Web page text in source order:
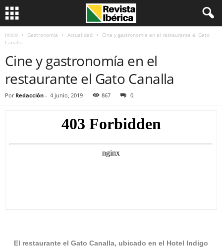
Inicio Gastronomía Actualidad
Cine y gastronomía en el restaurante el Gato
Canalla
Cine y gastronomía en el
restaurante el Gato Canalla
Por Redacción - 4 junio, 2019 867 0
El restaurante el Gato Canalla, ubicado en el Hotel Indigo